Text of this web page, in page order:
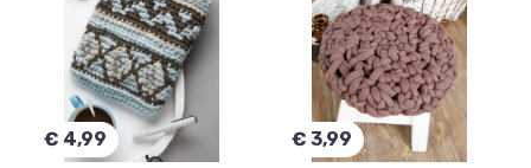
€ 4,99 € 3,99